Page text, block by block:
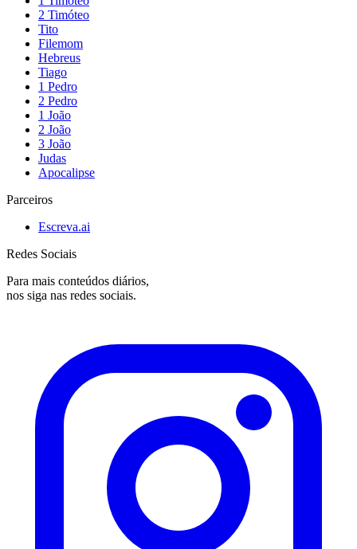
2 Timóteo
Tito
Filemom
Hebreus
Tiago
1 Pedro
2 Pedro
1 João
2 João
3 João
Judas
Apocalipse
Parceiros
Escreva.ai
Redes Sociais
Para mais conteúdos diários,
nos siga nas redes sociais.